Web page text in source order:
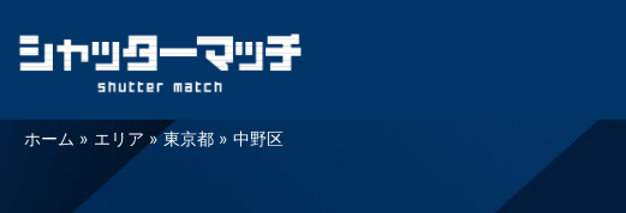
Skipホーム » エリア »東京都 » 中野区